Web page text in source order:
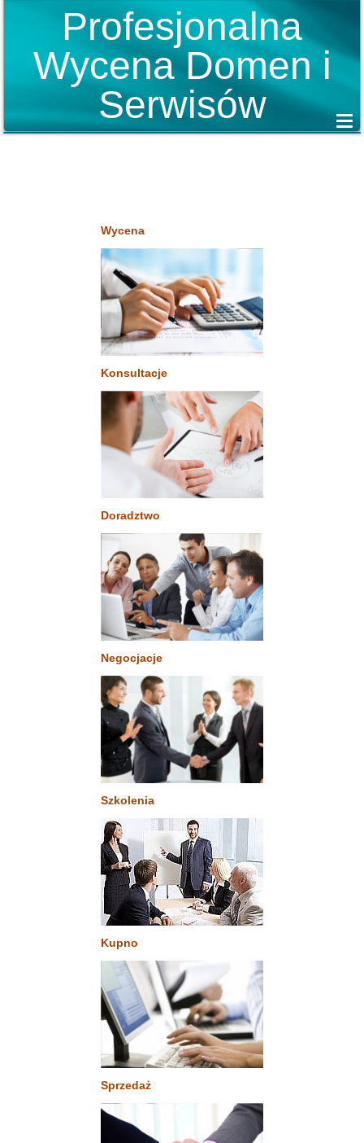
Profesjonalna
Wycena Domen i
Serwisów
Wycena
Konsultacje
Doradztwo
Negocjacje
Szkolenia
Kupno
Sprzedaż